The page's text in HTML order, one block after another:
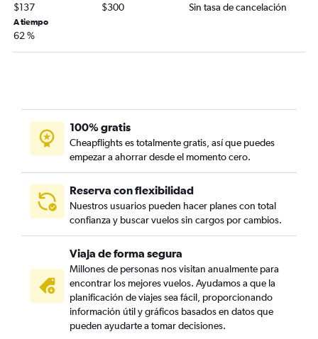
$137 $300 Sin tasa de cancelación
A tiempo
62 %
100% gratis
Cheapflights es totalmente gratis, así que puedes
empezar a ahorrar desde el momento cero.
Reserva con flexibilidad
Nuestros usuarios pueden hacer planes con total
confianza y buscar vuelos sin cargos por cambios.
Viaja de forma segura
Millones de personas nos visitan anualmente para
encontrar los mejores vuelos. Ayudamos a que la
planificación de viajes sea fácil, proporcionando
información útil y gráficos basados en datos que
pueden ayudarte a tomar decisiones.